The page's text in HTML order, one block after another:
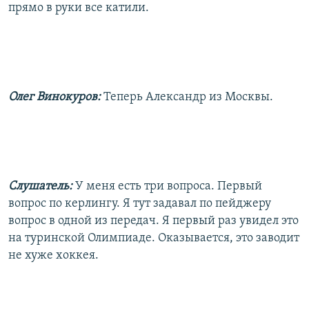
прямо в руки все катили.
Олег Винокуров: Теперь Александр из Москвы.
Слушатель: У меня есть три вопроса. Первый
вопрос по керлингу. Я тут задавал по пейджеру
вопрос в одной из передач. Я первый раз увидел это
на туринской Олимпиаде. Оказывается, это заводит
не хуже хоккея.